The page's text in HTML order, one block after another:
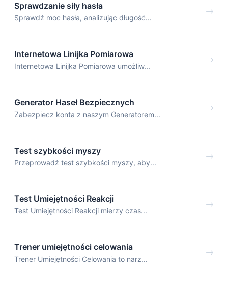
Sprawdzanie siły hasła
Sprawdź moc hasła, analizując długość...
Internetowa Linijka Pomiarowa
Internetowa Linijka Pomiarowa umożliw...
Generator Haseł Bezpiecznych
Zabezpiecz konta z naszym Generatorem...
Test szybkości myszy
Przeprowadź test szybkości myszy, aby...
Test Umiejętności Reakcji
Test Umiejętności Reakcji mierzy czas...
Trener umiejętności celowania
Trener Umiejętności Celowania to narz...